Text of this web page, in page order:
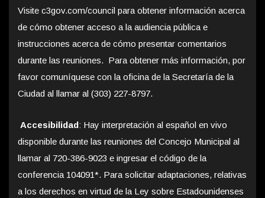
Visite c3gov.com/council para obtener información acerca
de cómo obtener acceso a la audiencia pública e
instrucciones acerca de cómo presentar comentarios
durante las reuniones. Para obtener más información, por
favor comuníquese con la oficina de la Secretaría de la
Ciudad al llamar al (303) 227-8797.
Accesibilidad: Hay interpretación al español en vivo
disponible durante las reuniones del Concejo Municipal al
llamar al 720-386-9023 e ingresar el código de la
conferencia 104091*. Para solicitar adaptaciones, relativas
a los derechos en virtud de la Ley sobre Estadounidenses